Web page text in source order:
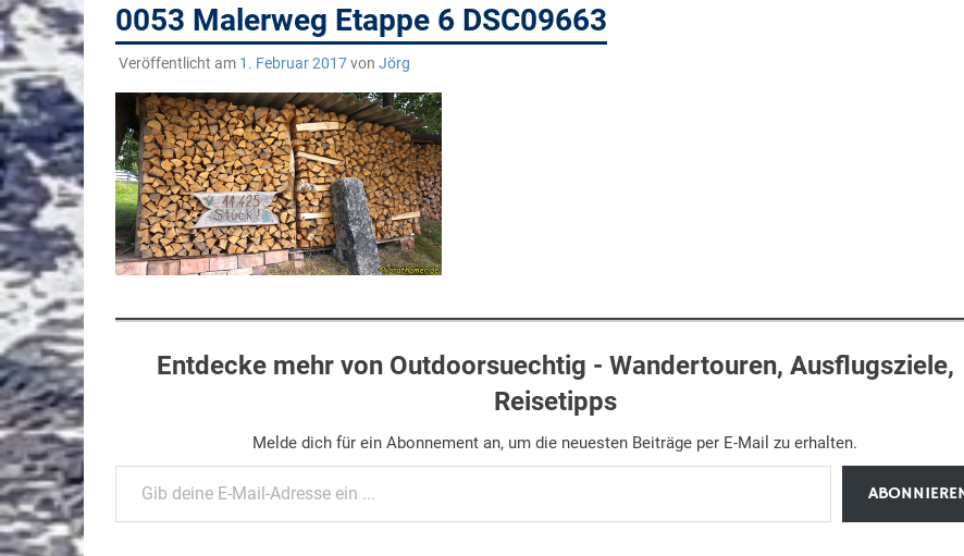
0053 Malerweg Etappe 6 DSC09663
Veröffentlicht am 1. Februar 2017von Jörg
Entdecke mehr von Outdoorsuechtig - Wandertouren, Ausflugsziele,
Reisetipps
Melde dich für ein Abonnement an, um die neuesten Beiträge per E-Mail zu erhalten.
Gib deine E-Mail-Adresse ein ...